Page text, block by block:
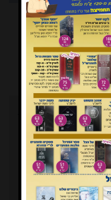
ישן יותר
ניסן
תשפ"ו
257